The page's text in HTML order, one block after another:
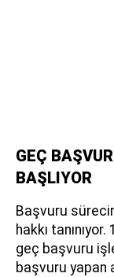
GEÇ
BAŞLIYOR
Başvuru
hakkı
geç başvuru
başvuru yapan